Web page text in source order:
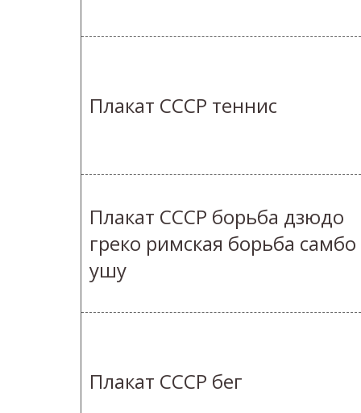
Плакат СССР теннис
Плакат СССР борьба дзюдо
греко римская борьба самбо
ушу
Плакат СССР бег